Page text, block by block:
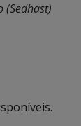
(Sedhast)